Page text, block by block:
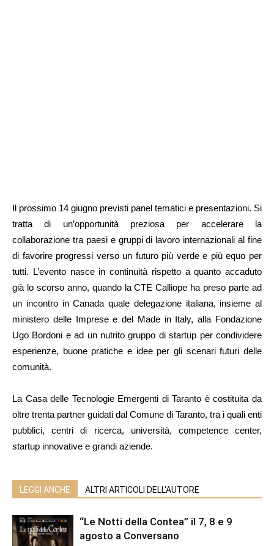
Il prossimo 14 giugno previsti panel tematici e presentazioni. Si
tratta di un’opportunità preziosa per accelerare la
collaborazione tra paesi e gruppi di lavoro internazionali al fine
di favorire progressi verso un futuro più verde e più equo per
tutti. L’evento nasce in continuità rispetto a quanto accaduto
già lo scorso anno, quando la CTE Calliope ha preso parte ad
un incontro in Canada quale delegazione italiana, insieme al
ministero delle Imprese e del Made in Italy, alla Fondazione
Ugo Bordoni e ad un nutrito gruppo di startup per condividere
esperienze, buone pratiche e idee per gli scenari futuri delle
comunità.
La Casa delle Tecnologie Emergenti di Taranto è costituita da
oltre trenta partner guidati dal Comune di Taranto, tra i quali enti
pubblici, centri di ricerca, università, competence center,
startup innovative e grandi aziende.
LEGGI ANCHE ALTRI ARTICOLI DELL'AUTORE
“Le Notti della Contea” il 7, 8 e 9
agosto a Conversano